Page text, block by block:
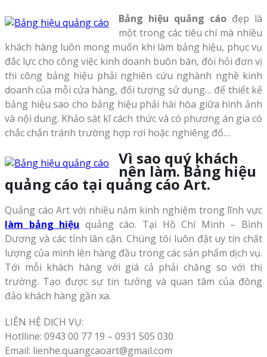
Bảng hiệu quảng cáo đẹp là
một trong các tiêu chí mà nhiều
khách hàng luôn mong muốn khi làm bảng hiệu, phục vụ
đắc lực cho công việc kinh doanh buôn bán, đòi hỏi đơn vị
thi công bảng hiệu phải nghiên cứu nghành nghề kinh
doanh của mỗi cửa hàng, đối tượng sử dụng… để thiết kế
bảng hiệu sao cho bảng hiệu phải hài hòa giữa hình ảnh
và nội dung. Khảo sát kĩ cách thức và có phương án gia có
chắc chắn tránh trường hợp rơi hoặc nghiêng đổ…
Vì sao quý khách
nên làm. Bảng hiệu
quảng cáo tại quảng cáo Art.
Quảng cáo Art với nhiều năm kinh nghiệm trong lĩnh vực
làm bảng hiệu quảng cáo. Tại Hồ Chí Minh – Bình
Dương và các tỉnh lân cận. Chúng tôi luôn đặt uy tín chất
lượng của mình lên hàng đầu trong các sản phẩm dịch vụ.
Tới mỗi khách hàng với giá cả phải chăng so với thị
trường. Tạo được sự tin tưởng và quan tâm của đông
đảo khách hàng gần xa.
LIÊN HỆ DỊCH VỤ:
Hotlline: 0943 00 77 19 – 0931 505 030
Email: lienhe.quangcaoart@gmail.com